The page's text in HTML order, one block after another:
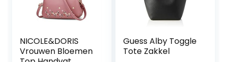
NICOLE&DORIS
Vrouwen Bloemen
Guess Alby Toggle
Tote Zakkel